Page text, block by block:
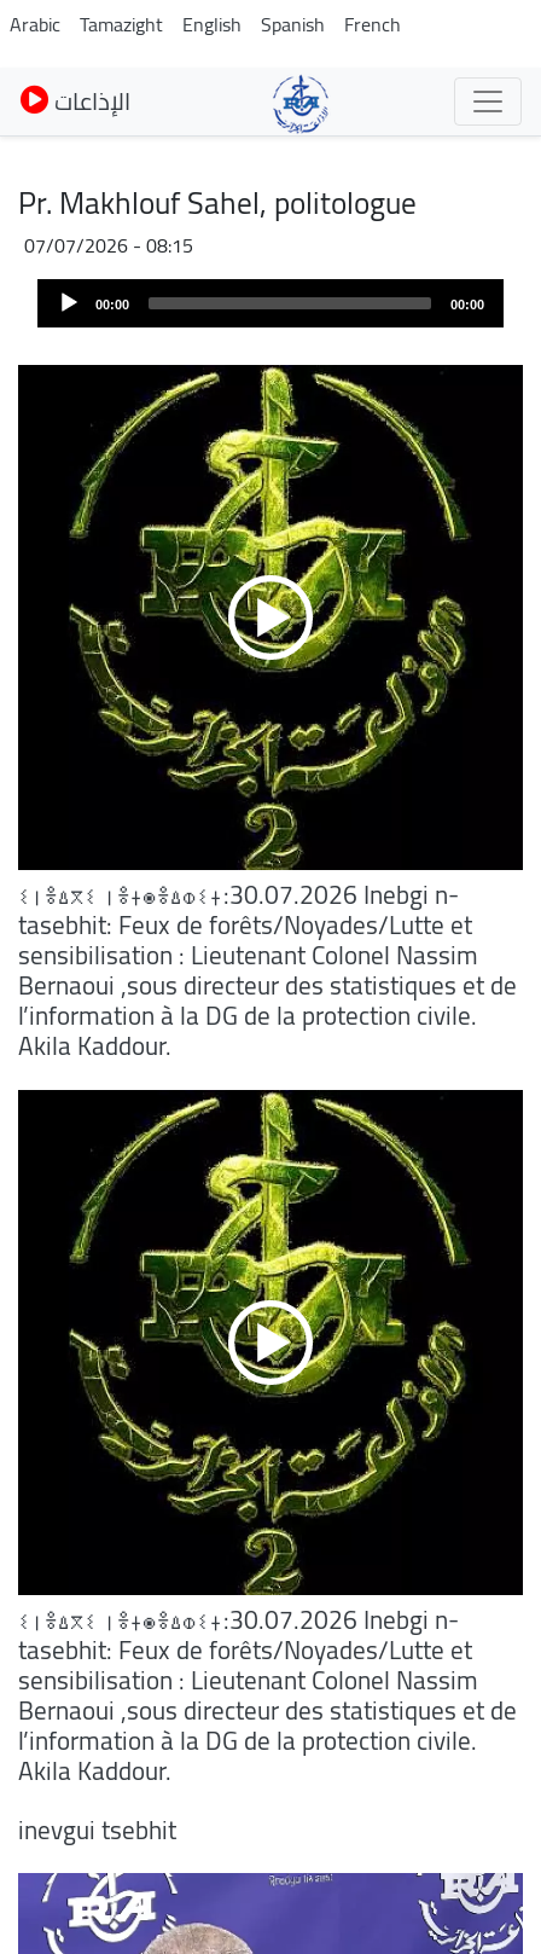
Skip
to
main
content
Arabic Tamazight English Spanish French
الإذاعات
Pr. Makhlouf Sahel, politologue
07/07/2026 - 08:15
Audio
Player 00:00 00:00
ⵉⵏⴻⵠⴳⵉ ⵏⴻⵜⵙⴻⵠⵀⵉⵜ:30.07.2026 Inebgi n-
tasebhit: Feux de forêts/Noyades/Lutte et
sensibilisation : Lieutenant Colonel Nassim
Bernaoui ,sous directeur des statistiques et de
l’information à la DG de la protection civile.
Akila Kaddour.
ⵉⵏⴻⵠⴳⵉ ⵏⴻⵜⵙⴻⵠⵀⵉⵜ:30.07.2026 Inebgi n-
tasebhit: Feux de forêts/Noyades/Lutte et
sensibilisation : Lieutenant Colonel Nassim
Bernaoui ,sous directeur des statistiques et de
l’information à la DG de la protection civile.
Akila Kaddour.
inevgui tsebhit